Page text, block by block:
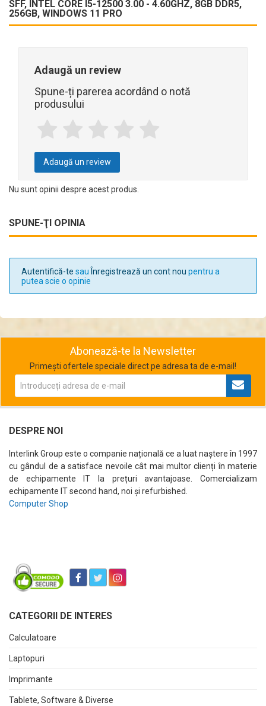
SFF, INTEL CORE I5-12500 3.00 - 4.60GHZ, 8GB DDR5,
256GB, WINDOWS 11 PRO
Adaugă un review
Spune-ți parerea acordând o notă
produsului
Adaugă un review
Nu sunt opinii despre acest produs.
SPUNE-ŢI OPINIA
Autentifică-te sau Înregistrează un cont nou pentru a
putea scie o opinie
Abonează-te la Newsletter
Primești ofertele speciale direct pe adresa ta de e-mail!
DESPRE NOI
Interlink Group este o companie națională ce a luat naștere în 1997
cu gândul de a satisface nevoile cât mai multor clienți în materie
de echipamente IT la prețuri avantajoase. Comercializam
echipamente IT second hand, noi și refurbished.
Computer Shop
CATEGORII DE INTERES
Calculatoare
Laptopuri
Imprimante
Tablete, Software & Diverse